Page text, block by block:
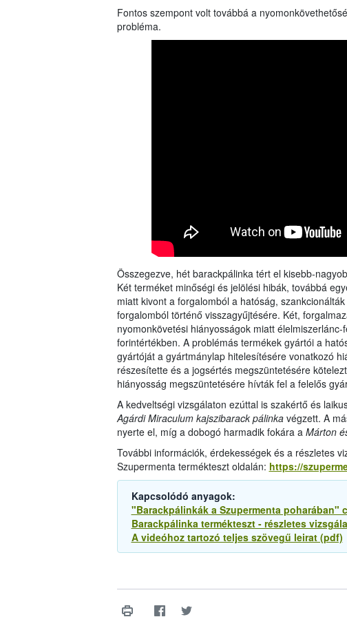
Fontos szempont volt továbbá a
probléma.
Összegezve, hét barackpálinka tért el kisebb-
Két terméket minőségi és jelölési hibák, továbbá
miatt kivont a forgalomból a hatóság,
forgalomból történő visszagyűjtésére. Két,
nyomonkövetési hiányosságok miatt
forintértékben. A problémás termékek gyártói a
gyártóját a gyártmánylap hitelesítésére vonatkozó
részesítette és a jogsértés megszüntetésére
hiányosság megszüntetésére hívták fel a felelős
A kedveltségi vizsgálaton ezúttal is szakértő és
Agárdi Miraculum kajszibarack pálinkavégzett. A
nyerte el, míg a dobogó harmadik fokára a Márton
További információk, érdekességek és a részletes
Szupermenta termékteszt oldalán: https://
Kapcsolódó anyagok:
"Barackpálinkák a Szupermenta
Barackpálinka termékteszt - részletes
A videóhoz tartozó teljes szövegű leirat (pdf)